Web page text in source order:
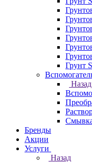
Грунт
Назад
Бренды
Акции
Услуги
Назад